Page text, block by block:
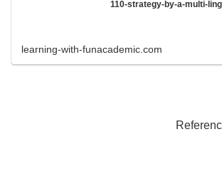
110-strategy-by-a-multi-
learning-with-funacademic.com